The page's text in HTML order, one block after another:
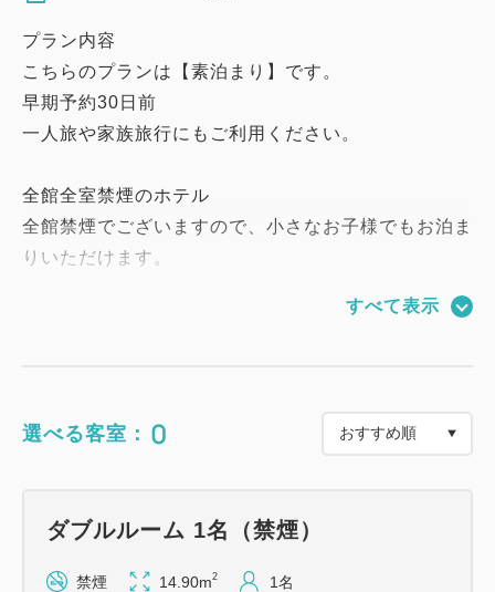
プラン内容
こちらのプランは【素泊まり】です。
早期予約30日前
一人旅や家族旅行にもご利用ください。
全館全室禁煙のホテル
全館禁煙でございますので、小さなお子様でもお泊ま
りいただけます。
ご宿泊のお客様は、カードキーで解錠できます。
チェックイン／チェックアウト
15：00／11：00
すべて表示
選べる客室： 0
ダブルルーム 1名（禁煙）
禁煙 14.90m2 1名